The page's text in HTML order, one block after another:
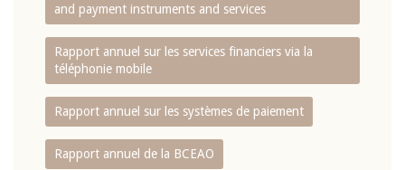
and payment instruments and services
Rapport annuel sur les services financiers via la
téléphonie mobile
Rapport annuel sur les systèmes de paiement
Rapport annuel de la BCEAO